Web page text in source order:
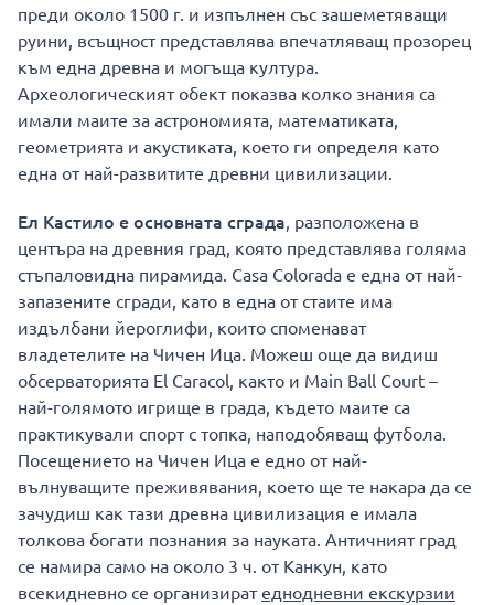
преди около 1500 г. и изпълнен със зашеметяващи
руини, всъщност представлява впечатляващ прозорец
към една древна и могъща култура.
Археологическият обект показва колко знания са
имали маите за астрономията, математиката,
геометрията и акустиката, което ги определя като
една от най-развитите древни цивилизации.
Ел Кастило е основната сграда, разположена в
центъра на древния град, която представлява голяма
стъпаловидна пирамида. Casa Colorada е една от най-
запазените сгради, като в една от стаите има
издълбани йероглифи, които споменават
владетелите на Чичен Ица. Можеш още да видиш
обсерваторията El Caracol, както и Main Ball Court –
най-голямото игрище в града, където маите са
практикували спорт с топка, наподобяващ футбола.
Посещението на Чичен Ица е едно от най-
вълнуващите преживявания, което ще те накара да се
зачудиш как тази древна цивилизация е имала
толкова богати познания за науката. Античният град
се намира само на около 3 ч. от Канкун, като
всекидневно се организиратеднодневни екскурзии